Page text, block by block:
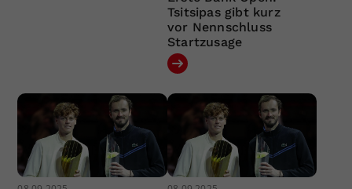
Tsitsipas gibt kurz
vor Nennschluss
Startzusage